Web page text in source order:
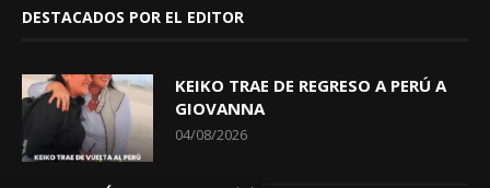
DESTACADOS POR EL EDITOR
KEIKO TRAE DE REGRESO A PERÚ A
GIOVANNA
04/08/2026